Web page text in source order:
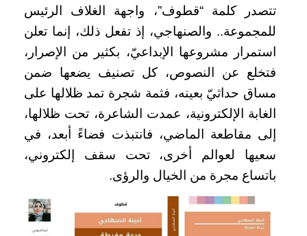
تتصدر كلمة “قطوف”، واجهة الغلاف الرئيس
للمجموعة.. والصنهاجي، إذ تفعل ذلك، إنما تعلن
استمرار مشروعها الإبداعيّ، بكثير من الإصرار،
فتخلع عن النصوص، كل تصنيف يضعها ضمن
مساق حداثيّ بعينه، فثمة شجرة تمد ظلالها على
الغابة الإلكترونية، عمدت الشاعرة، تحت ظلالها،
إلى مقاطعة الماضي، فانتبذت فضاءً أبعد، في
سعيها لعوالم أخرى، تحت سقف إلكتروني،
باتساع مجرة من الخيال والرؤى.